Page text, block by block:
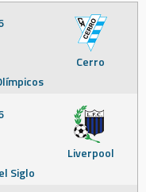
Cerro
Liverpool
Siglo